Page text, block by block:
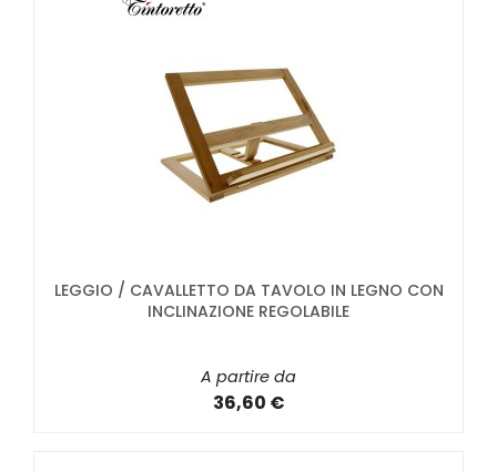
LEGGIO / CAVALLETTO DA TAVOLO IN LEGNO CON
INCLINAZIONE REGOLABILE
A partire da
36,60 €